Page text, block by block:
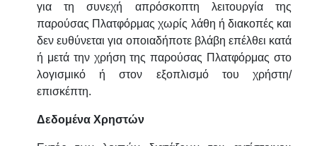
για τη συνεχή απρόσκοπτη λειτουργία της
παρούσας Πλατφόρμας χωρίς λάθη ή διακοπές και
δεν ευθύνεται για οποιαδήποτε βλάβη επέλθει κατά
ή μετά την χρήση της παρούσας Πλατφόρμας στο
λογισμικό ή στον εξοπλισμό του χρήστη/
επισκέπτη.
Δεδομένα Χρηστών